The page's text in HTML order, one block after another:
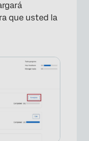
que usted la